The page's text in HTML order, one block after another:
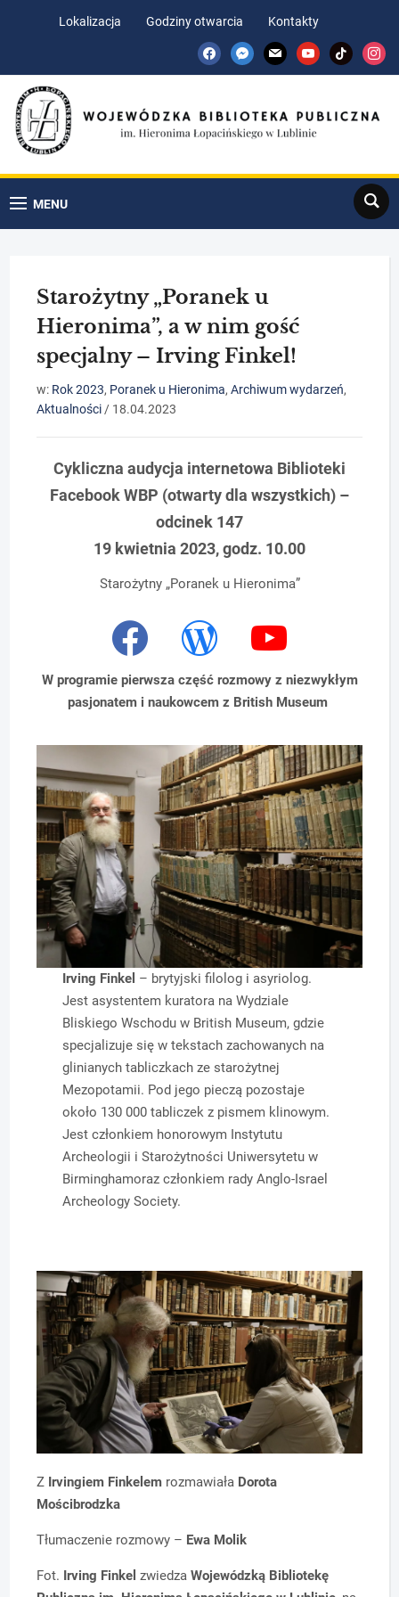
Lokalizacja Godziny otwarcia
Kontakty
facebookmessenger
mail youtubetiktok
MENU
Search
Starożytny „Poranek u
Hieronima”, a w nim gość
specjalny – Irving Finkel!
w: Rok 2023, Poranek u Hieronima,Archiwum wydarzeń,
Aktualności / 18.04.2023
Cykliczna audycja internetowa Biblioteki
Facebook WBP (otwarty dla wszystkich) –
odcinek 147
19 kwietnia 2023, godz. 10.00
Starożytny „Poranek u Hieronima”
W programie pierwsza część rozmowy z niezwykłym
pasjonatem i naukowcem z British Museum
Irving Finkel – brytyjski filolog i asyriolog.
Jest asystentem kuratora na Wydziale
Bliskiego Wschodu w British Museum, gdzie
specjalizuje się w tekstach zachowanych na
glinianych tabliczkach ze starożytnej
Mezopotamii. Pod jego pieczą pozostaje
około 130 000 tabliczek z pismem klinowym.
Jest członkiem honorowym Instytutu
Archeologii i Starożytności Uniwersytetu w
Birminghamoraz członkiem rady Anglo-Israel
Archeology Society.
Z Irvingiem Finkelem rozmawiała Dorota
Mościbrodzka
Tłumaczenie rozmowy – Ewa Molik
Fot. Irving Finkel zwiedzaWojewódzką Bibliotekę